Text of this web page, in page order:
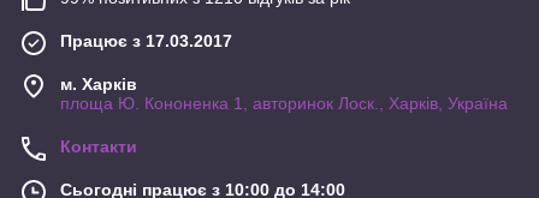
Працює з 17.03.2017
м. Харків
площа Ю. Кононенка 1, авторинок Лоск., Харків, Україна
Контакти
Сьогодні працює з 10:00 до 14:00